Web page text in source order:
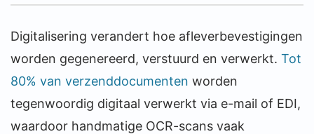
Digitalisering verandert hoe afleverbevestigingen
worden gegenereerd, verstuurd en verwerkt. Tot
80% van verzenddocumenten worden
tegenwoordig digitaal verwerkt via e-mail of EDI,
waardoor handmatige OCR-scans vaak